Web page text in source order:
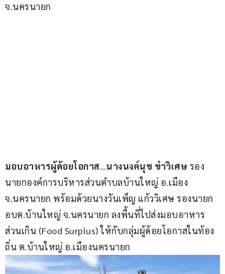
จ.นครนายก
มอบอาหารผู้ด้อยโอกาส…นางนงค์นุช ขำวิเศษ รอง
นายกองค์การบริหารส่วนตำบลบ้านใหญ่ อ.เมือง
จ.นครนายก พร้อมด้วยนางวันเพ็ญ แก้ววิเศษ รองนายก
อบต.บ้านใหญ่ จ.นครนายก ลงพื้นที่ไปส่งมอบอาหาร
ส่วนเกิน (Food Surplus) ให้กับกลุ่มผู้ด้อยโอกาสในท้อง
ถิ่น ต.บ้านใหญ่ อ.เมืองนครนายก